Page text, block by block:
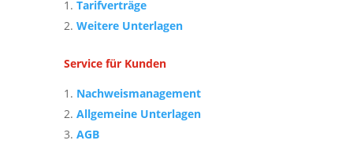
Tarifverträge
Weitere Unterlagen
Service für Kunden
Nachweismanagement
Allgemeine Unterlagen
AGB